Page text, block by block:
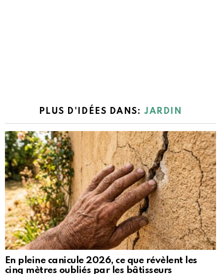
PLUS D'IDÉES DANS:JARDIN
En pleine canicule 2026, ce que révèlent les
cinq mètres oubliés par les bâtisseurs